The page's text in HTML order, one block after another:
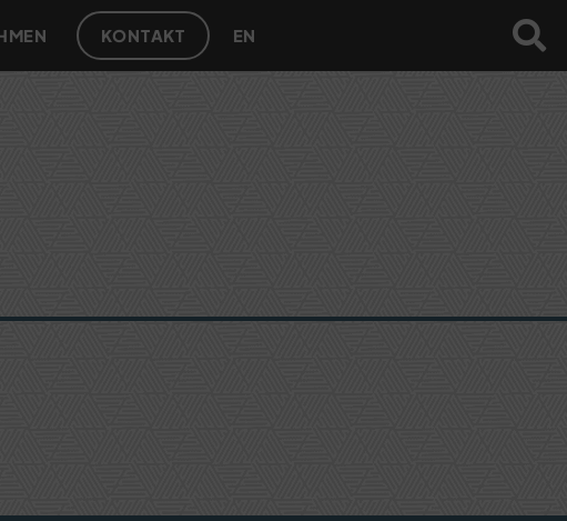
KONTAKT EN